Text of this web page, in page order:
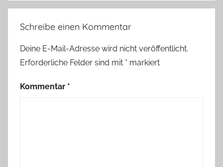
Schreibe einen Kommentar
Deine E-Mail-Adresse wird nicht veröffentlicht.
Erforderliche Felder sind mit * markiert
Kommentar *